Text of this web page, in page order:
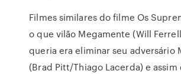
Filmes similares do filme Os
o que vilão Megamente (Will
queria era eliminar seu adversário
(Brad Pitt/Thiago Lacerda) e assim